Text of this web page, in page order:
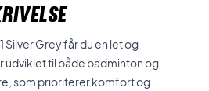
Silver Grey får du en let og
udviklet til både badminton og
som prioriterer komfort og